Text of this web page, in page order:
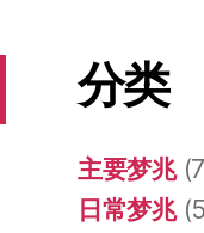
分类
主要梦兆
日常梦兆